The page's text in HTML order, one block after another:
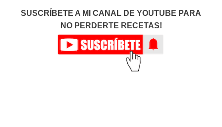
SUSCRÍBETE A MI CANAL DE YOUTUBE PARA
NO PERDERTE RECETAS!